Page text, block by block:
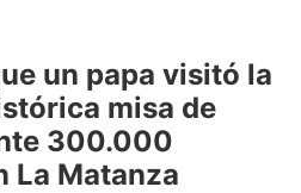
un papa visitó la
misa de
300.000
La Matanza